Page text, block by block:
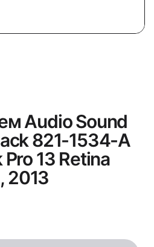
Audio Sound
821-1534-A
13 Retina
2013